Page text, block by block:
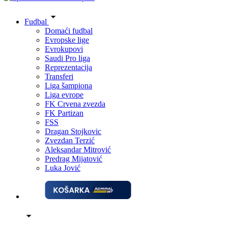
Fudbal
Domaći fudbal
Evropske lige
Evrokupovi
Saudi Pro liga
Reprezentacija
Transferi
Liga šampiona
Liga evrope
FK Crvena zvezda
FK Partizan
FSS
Dragan Stojkovic
Zvezdan Terzić
Aleksandar Mitrović
Predrag Mijatović
Luka Jović